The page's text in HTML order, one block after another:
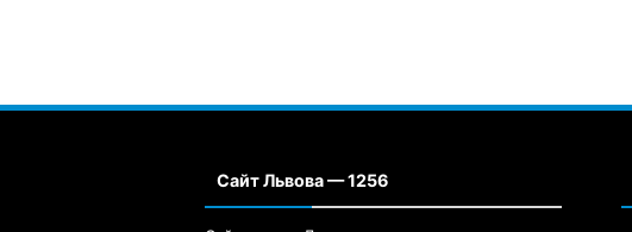
Сайт Львова — 1256